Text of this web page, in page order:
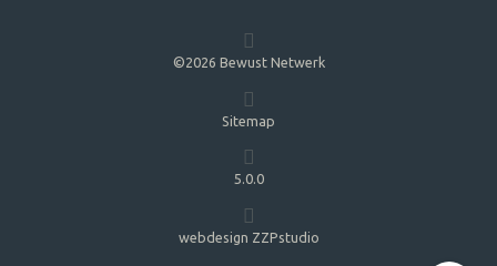
©2026 Bewust Netwerk
Sitemap
5.0.0
webdesign ZZPstudio